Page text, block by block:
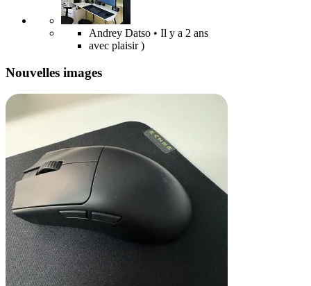
Andrey Datso • Il y a 2 ans
avec plaisir )
Nouvelles images